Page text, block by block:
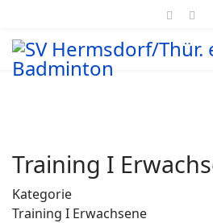
Training I
Kategorie
Training I Erwachsene